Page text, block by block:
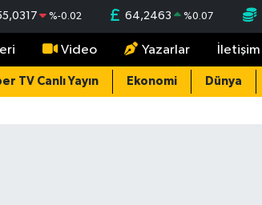
%-0.02 64,2463 %0.07
Video Yazarlar İletişim
TV Canlı Yayın Ekonomi Dünya